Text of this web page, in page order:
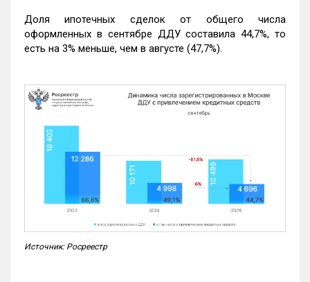
Доля ипотечных сделок от общего числа
оформленных в сентябре ДДУ составила 44,7%, то
есть на 3% меньше, чем в августе (47,7%).
Источник: Росреестр